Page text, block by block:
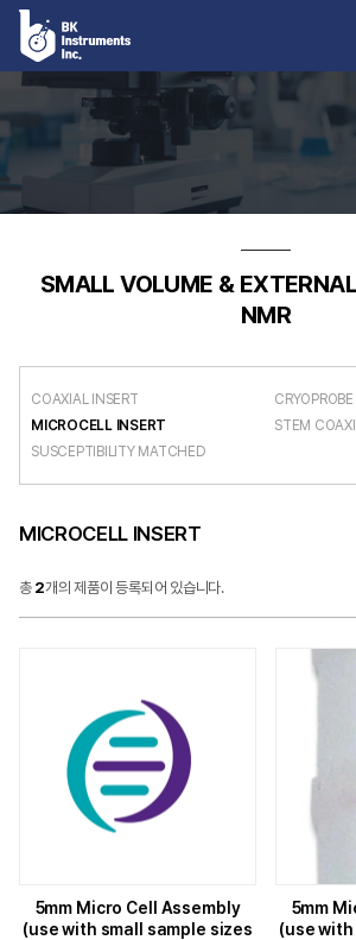
Software
Mnova
KnowitAll
Atmospheric
Environment
Monitoring
Measurement
Service
Food
자료실
견적/
서비스문의
공지사항
세미나/전
뉴스레터
SMALL VOLUME &
NMR
COAXIAL INSERT
MICROCELL INSERT
STEM
SUSCEPTIBILITY MATCHED
MICROCELL INSERT
총 2개의 제품이 등록되어 있습니다.
5mm Micro Cell Assembly
(use with small sample sizes
5mm
(use